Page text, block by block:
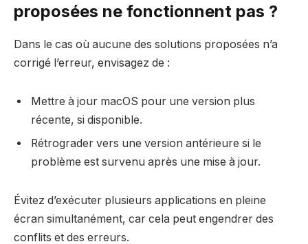
proposées ne fonctionnent pas ?
Dans le cas où aucune des solutions proposées n’a
corrigé l’erreur, envisagez de :
Mettre à jour macOS pour une version plus
récente, si disponible.
Rétrograder vers une version antérieure si le
problème est survenu après une mise à jour.
Évitez d’exécuter plusieurs applications en pleine
écran simultanément, car cela peut engendrer des
conflits et des erreurs.